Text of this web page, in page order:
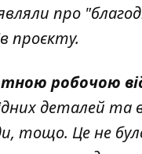
про
проєкту.
робочою
деталей
тощо. Це не